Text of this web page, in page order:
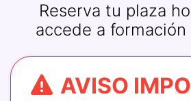
Reserva tu plaza
accede a
AVISO